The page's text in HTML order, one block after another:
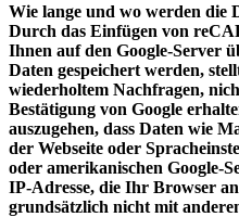
Wie lange und wo werden die
Durch das Einfügen von
Ihnen auf den Google-Server
Daten gespeichert werden,
wiederholtem Nachfragen,
Bestätigung von Google
auszugehen, dass Daten wie
der Webseite oder
oder amerikanischen Google-
IP-Adresse, die Ihr Browser
grundsätzlich nicht mit